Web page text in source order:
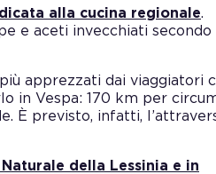
alla cucina regionale.
e aceti invecchiati secondo
apprezzati dai viaggiatori
in Vespa: 170 km per
È previsto, infatti,
della Lessinia e in